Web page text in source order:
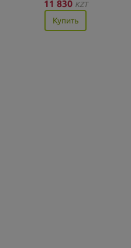
11 830 KZT
Купить